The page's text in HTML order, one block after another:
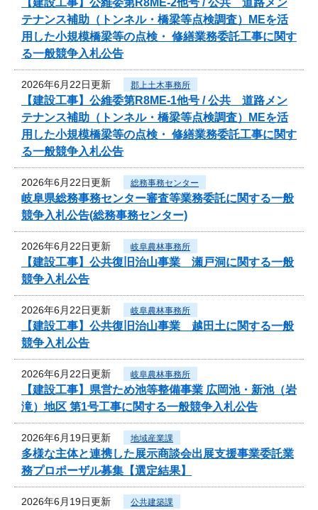
テナンス補助（トンネル・橋梁等点検調査）MEを活
用した小規模橋梁等の点検・ 修繕業務委託工事に関す
る一般競争入札公告
2026年6月22日更新 郡上土木事務所
【建設工事】公維委第R8ME-1他号 / 公共 道路メン
テナンス補助（トンネル・橋梁等点検調査）MEを活
用した小規模橋梁等の点検・ 修繕業務委託工事に関す
る一般競争入札公告
2026年6月22日更新 総務事務センター
岐阜県総務事務センター審査等業務委託に関する一般
競争入札公告(総務事務センター)
2026年6月22日更新 岐阜農林事務所
【建設工事】公共復旧治山事業 瀬戸洞に関する一般
競争入札公告
2026年6月22日更新 岐阜農林事務所
【建設工事】公共復旧治山事業 越田土に関する一般
競争入札公告
2026年6月22日更新 岐阜農林事務所
【建設工事】県営ため池等整備事業 広岡池・新池（岩
滝）地区 第1号工事に関する一般競争入札公告
2026年6月19日更新 地域産業課
多様な主体と連携した展示商談会出展支援事業委託業
務プロポーザル募集【選定結果】
2026年6月19日更新 公共建築課